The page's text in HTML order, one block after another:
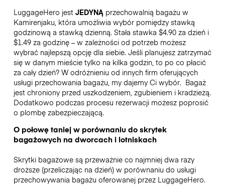
LuggageHero jest JEDYNĄprzechowalnią bagażu w
Kamirenjaku, która umożliwia wybór pomiędzy stawką
godzinową a stawką dzienną. Stała stawka $4.90 za dzień i
$1.49 za godzinę – w zależności od potrzeb możesz
wybrać najlepszą opcję dla siebie. Jeśli planujesz zatrzymać
się w danym mieście tylko na kilka godzin, to po co płacić
za cały dzień? W odróżnieniu od innych firm oferujących
usługi przechowania bagażu, my dajemy Ci wybór. Bagaż
jest chroniony przed uszkodzeniem, zgubieniem i kradzieżą.
Dodatkowo podczas procesu rezerwacji możesz poprosić
o plombę zabezpieczającą.
O połowę taniej w porównaniu do skrytek
bagażowych na dworcach i lotniskach
Skrytki bagażowe są przeważnie co najmniej dwa razy
droższe (przeliczając na dzień) w porównaniu do usługi
przechowywania bagażu oferowanej przez LuggageHero.